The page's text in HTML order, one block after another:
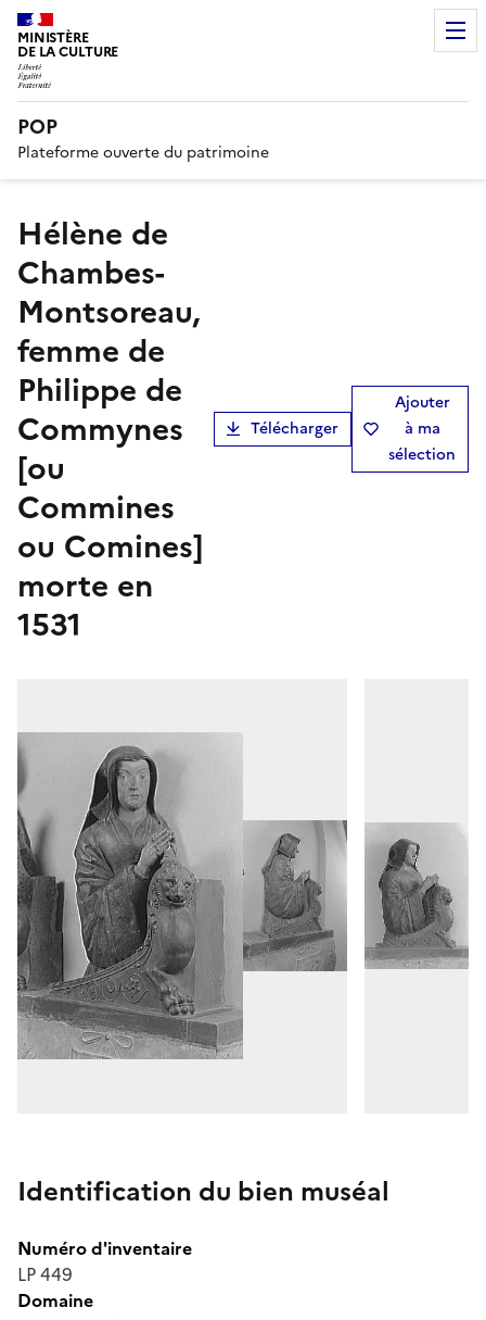
MINISTÈRE
DE LA CULTURE
POP
Plateforme ouverte du patrimoine
Hélène de
Chambes-
Montsoreau,
femme de
Philippe de
Commynes
[ou
Commines
ou Comines]
morte en
1531
Télécharger
Ajouter
à ma
sélection
Identification du bien muséal
Numéro d'inventaire
LP 449
Domaine